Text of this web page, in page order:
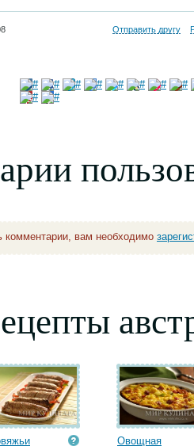
Отправить другу
комментарии, вам необходимо
Овощная